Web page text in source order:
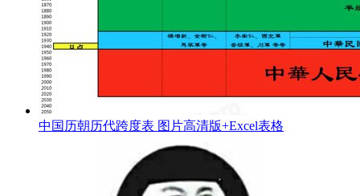
中国历朝历代跨度表 图片高清版+Excel表格